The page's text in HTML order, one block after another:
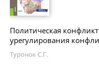
Политическая
урегулирования
Туронок С.Г.